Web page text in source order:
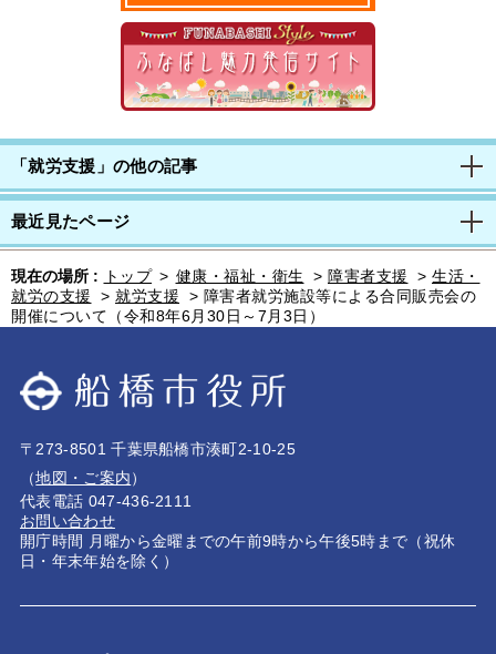
「就労支援」の他の記事
最近見たページ
現在の場所 : トップ > 健康・福祉・衛生 > 障害者支援 > 生活・
就労の支援
> 就労支援 > 障害者就労施設等による合同販売会の
開催について（令和8年6月30日～7月3日）
〒273-8501 千葉県船橋市湊町2-10-25
（地図・ご案内）
代表電話 047-436-2111
お問い合わせ
開庁時間 月曜から金曜までの午前9時から午後5時まで（祝休
日・年末年始を除く）